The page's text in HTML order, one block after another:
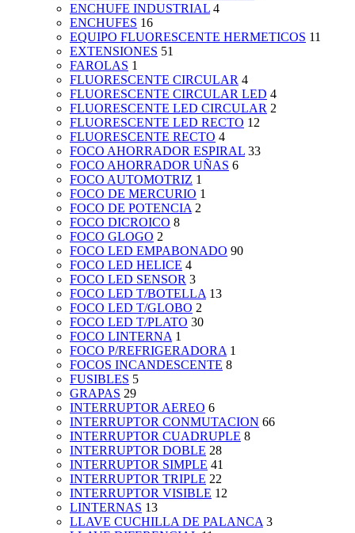
ENCHUFE INDUSTRIAL 4
ENCHUFES 16
EQUIPO FLUORESCENTE HERMETICOS 11
EXTENSIONES 51
FAROLAS 1
FLUORESCENTE CIRCULAR 4
FLUORESCENTE CIRCULAR LED 4
FLUORESCENTE LED CIRCULAR 2
FLUORESCENTE LED RECTO 12
FLUORESCENTE RECTO 4
FOCO AHORRADOR ESPIRAL 33
FOCO AHORRADOR UÑAS 6
FOCO AUTOMOTRIZ 1
FOCO DE MERCURIO 1
FOCO DE POTENCIA 2
FOCO DICROICO 8
FOCO GLOGO 2
FOCO LED EMPABONADO 90
FOCO LED HELICE 4
FOCO LED SENSOR 3
FOCO LED T/BOTELLA 13
FOCO LED T/GLOBO 2
FOCO LED T/PLATO 30
FOCO LINTERNA 1
FOCO P/REFRIGERADORA 1
FOCOS INCANDESCENTE 8
FUSIBLES 5
GRAPAS 29
INTERRUPTOR AEREO 6
INTERRUPTOR CONMUTACION 66
INTERRUPTOR CUADRUPLE 8
INTERRUPTOR DOBLE 28
INTERRUPTOR SIMPLE 41
INTERRUPTOR TRIPLE 22
INTERRUPTOR VISIBLE 12
LINTERNAS 13
LLAVE CUCHILLA DE PALANCA 3